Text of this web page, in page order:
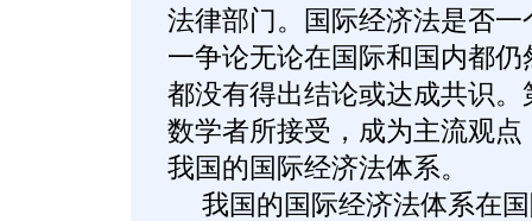
法律部门。国际经济法是否
一争论无论在国际和国内都
都没有得出结论或达成共识
数学者所接受，成为主流观
我国的国际经济法体系。
我国的国际经济法体系在国